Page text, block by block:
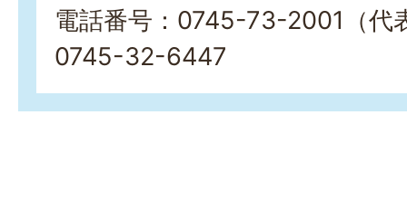
電話番号：0745-73-2001（代
0745-32-6447